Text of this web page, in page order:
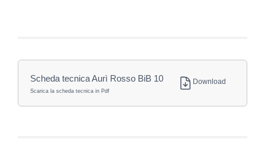
Scheda tecnica Aurì Rosso BiB 10
Scarica la scheda tecnica in Pdf
Download